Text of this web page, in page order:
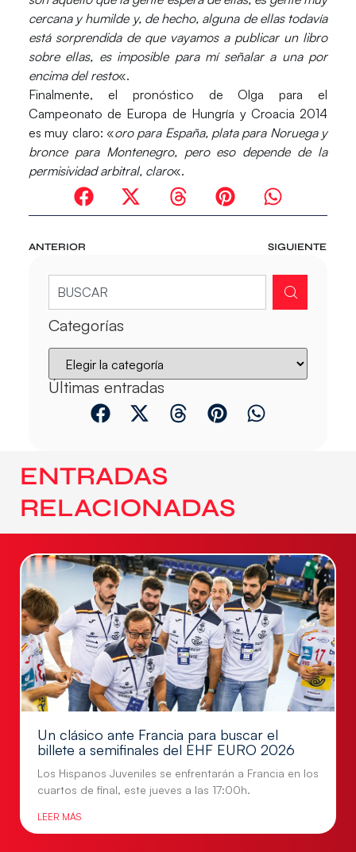
cercana y humilde y, de hecho, alguna de ellas todavía
está sorprendida de que vayamos a publicar un libro
sobre ellas, es imposible para mí señalar a una por
encima del resto«.
Finalmente, el pronóstico de Olga para el
Campeonato de Europa de Hungría y Croacia 2014
es muy claro: «oro para España, plata para Noruega y
bronce para Montenegro, pero eso depende de la
permisividad arbitral, claro«.
ANTERIOR SIGUIENTE
Categorías
Últimas entradas
ENTRADAS
RELACIONADAS
Un clásico ante Francia para buscar el
billete a semifinales del EHF EURO 2026
Los Hispanos Juveniles se enfrentarán a Francia en los
cuartos de final, este jueves a las 17:00h.
LEER MÁS